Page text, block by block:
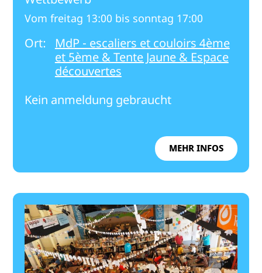
Vom freitag 13:00 bis sonntag 17:00
Ort:
MdP - escaliers et couloirs 4ème
et 5ème & Tente Jaune & Espace
découvertes
Kein anmeldung gebraucht
MEHR INFOS